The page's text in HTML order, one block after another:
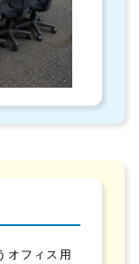
オフィス用